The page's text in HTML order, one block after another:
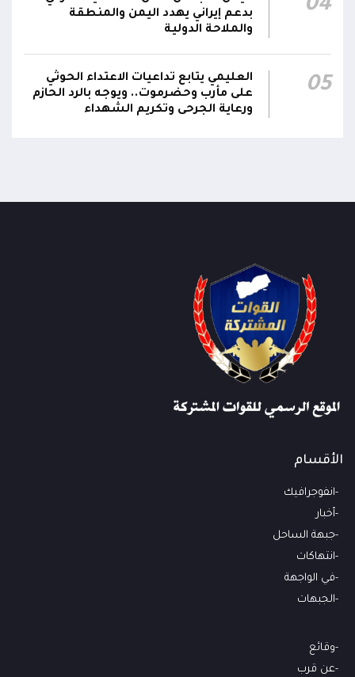
04
بدعم إيراني يهدد اليمن والمنطقة
والملاحة الدولية
05
العليمي يتابع تداعيات الاعتداء الحوثي
على مأرب وحضرموت.. ويوجه بالرد الحازم
ورعاية الجرحى وتكريم الشهداء
الأقسام
انفوجرافيك
أخبار
جبهة الساحل
انتهاكات
في الواجهة
الجبهات
وقائع
عن قرب